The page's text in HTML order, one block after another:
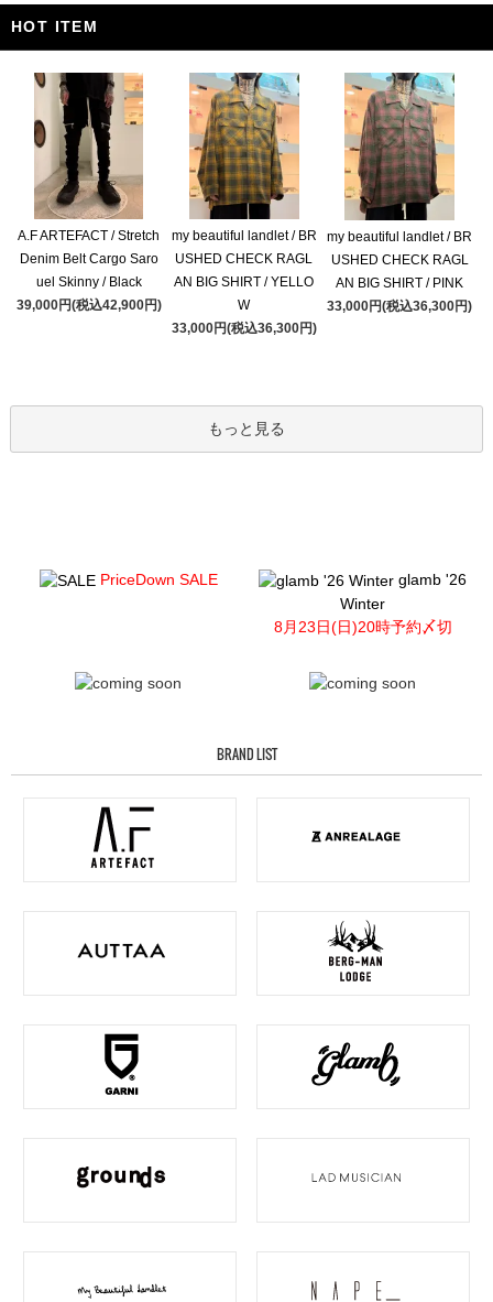
HOT ITEM
A.F ARTEFACT / Stretch
Denim Belt Cargo Saro
uel Skinny / Black
39,000円(税込42,900円)
my beautiful landlet / BR
USHED CHECK RAGL
AN BIG SHIRT / YELLO
W
33,000円(税込36,300円)
my beautiful landlet / BR
USHED CHECK RAGL
AN BIG SHIRT / PINK
33,000円(税込36,300円)
もっと見る
PriceDown SALE
glamb '26
Winter
8月23日(日)20時予約〆切
BRAND LIST